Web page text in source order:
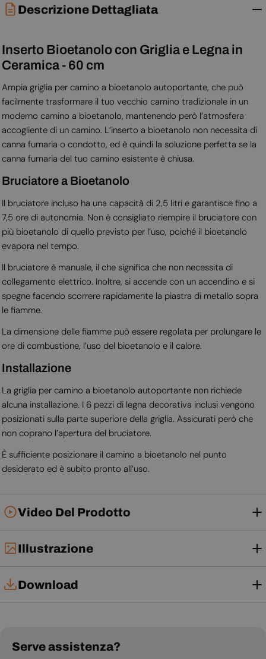
Descrizione Dettagliata
Inserto Bioetanolo con Griglia e Legna in
Ceramica - 60 cm
Ampia griglia per camino a bioetanolo autoportante, che può
facilmente trasformare il tuo vecchio camino tradizionale in un
moderno camino a bioetanolo, mantenendo però l’atmosfera
accogliente di un camino. L’inserto a bioetanolo non necessita di
canna fumaria o condotto, ed è quindi la soluzione perfetta se la
canna fumaria del tuo camino esistente è chiusa.
Bruciatore a Bioetanolo
Il bruciatore incluso ha una capacità di 2,5 litri e garantisce fino a
7,5 ore di autonomia. Non è consigliato riempire il bruciatore con
più bioetanolo di quello previsto per l’uso, poiché il bioetanolo
evapora nel tempo.
Il bruciatore è manuale, il che significa che non necessita di
collegamento elettrico. Inoltre, si accende con un accendino e si
spegne facendo scorrere rapidamente la piastra di metallo sopra
le fiamme.
La dimensione delle fiamme può essere regolata per prolungare le
ore di combustione, l’uso del bioetanolo e il calore.
Installazione
La griglia per camino a bioetanolo autoportante non richiede
alcuna installazione. I 6 pezzi di legna decorativa inclusi vengono
posizionati sulla parte superiore della griglia. Assicurati però che
non coprano l’apertura del bruciatore.
È sufficiente posizionare il camino a bioetanolo nel punto
desiderato ed è subito pronto all’uso.
Video Del Prodotto
Illustrazione
Download
Scheda tecnica
Serve assistenza?